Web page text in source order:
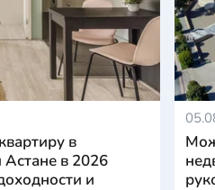
в
в 2026
и